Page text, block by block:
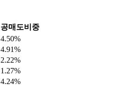
공매도비중
4.50%
4.91%
2.22%
1.27%
4.24%